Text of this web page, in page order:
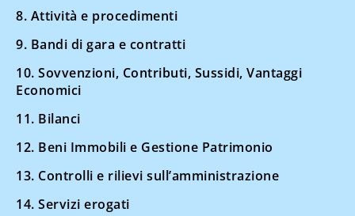
8. Attività e procedimenti
9. Bandi di gara e contratti
10. Sovvenzioni, Contributi, Sussidi, Vantaggi
Economici
11. Bilanci
12. Beni Immobili e Gestione Patrimonio
13. Controlli e rilievi sull’amministrazione
14. Servizi erogati